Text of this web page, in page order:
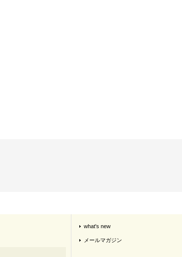
what's new
メールマガジン